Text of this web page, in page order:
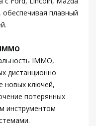
плавный
IMMO,
дистанционно
новых ключей,
потерянных
инструментом